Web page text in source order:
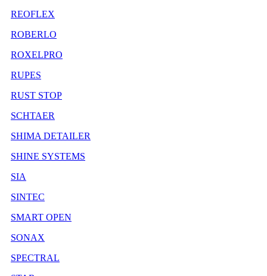
REOFLEX
ROBERLO
ROXELPRO
RUPES
RUST STOP
SCHTAER
SHIMA DETAILER
SHINE SYSTEMS
SIA
SINTEC
SMART OPEN
SONAX
SPECTRAL